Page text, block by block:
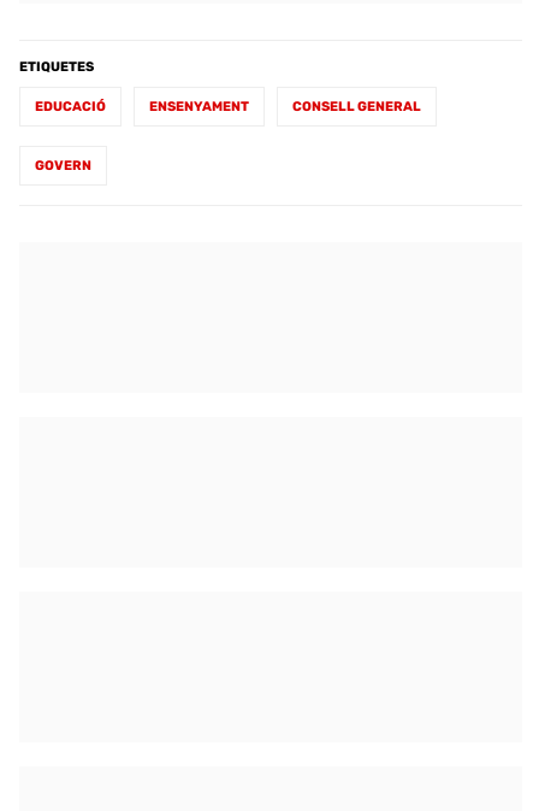
ETIQUETES
EDUCACIÓ ENSENYAMENT CONSELL GENERAL
GOVERN